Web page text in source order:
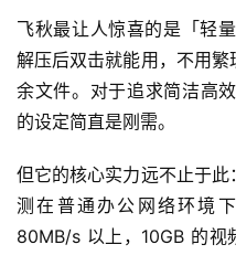
飞秋最让人惊喜的是「轻
解压后双击就能用，不用
余文件。对于追求简洁高
的设定简直是刚需。
但它的核心实力远不止于
测在普通办公网络环境
80MB/s 以上，10GB 的视